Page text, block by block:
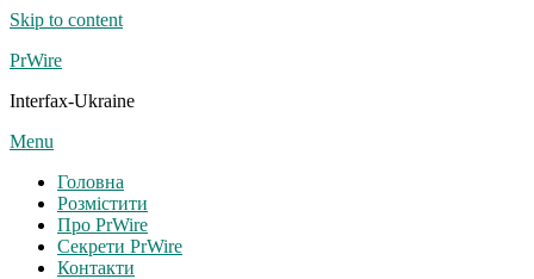
Skip to content
PrWire
Interfax-Ukraine
Menu
Головна
Розмістити
Про PrWire
Секрети PrWire
Контакти